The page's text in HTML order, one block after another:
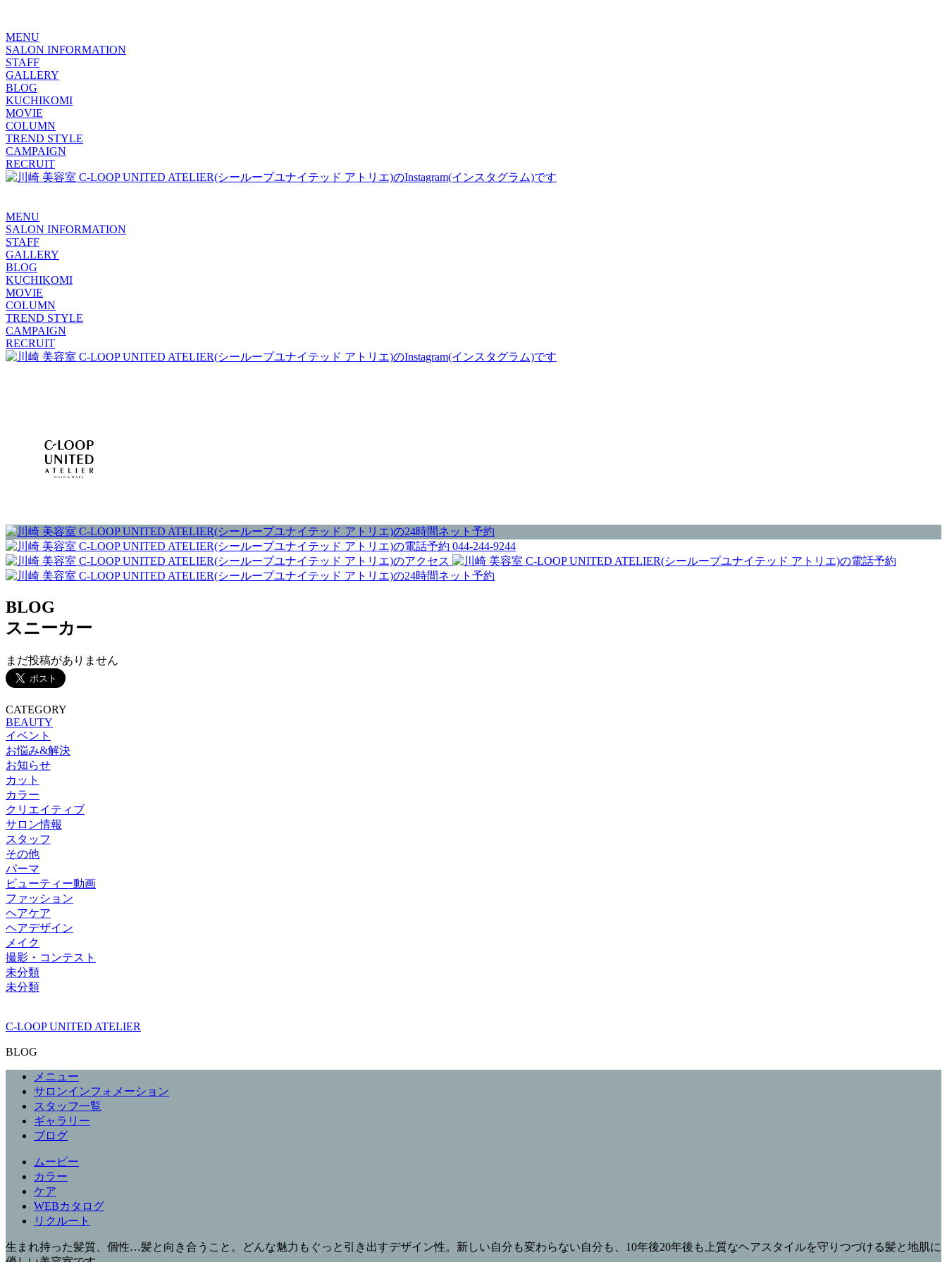
MENU
SALON INFORMATION
STAFF
GALLERY
BLOG
KUCHIKOMI
MOVIE
COLUMN
TREND STYLE
CAMPAIGN
RECRUIT
MENU
SALON INFORMATION
STAFF
GALLERY
BLOG
KUCHIKOMI
MOVIE
COLUMN
TREND STYLE
CAMPAIGN
RECRUIT
044-244-9244
BLOG
スニーカー
まだ投稿がありません
CATEGORY
BEAUTY
イベント
お悩み&解決
お知らせ
カット
カラー
クリエイティブ
サロン情報
スタッフ
その他
パーマ
ビューティー動画
ファッション
ヘアケア
ヘアデザイン
メイク
撮影・コンテスト
未分類
未分類
C-LOOP UNITED ATELIER
BLOG
メニュー
サロンインフォメーション
スタッフ一覧
ギャラリー
ブログ
ムービー
カラー
ケア
WEBカタログ
リクルート
生まれ持った髪質、個性…髪と向き合うこと。どんな魅力もぐっと引き出すデザイン性。新しい自分も変わらない自分も、10年後20年後も上質なヘアスタイルを守りつづける髪と地肌に